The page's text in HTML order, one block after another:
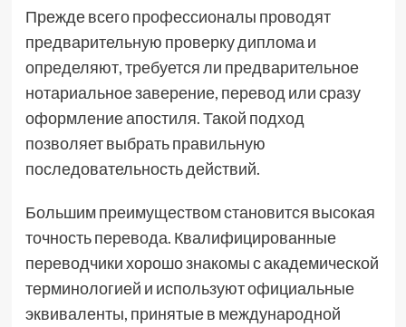
Прежде всего профессионалы проводят
предварительную проверку диплома и
определяют, требуется ли предварительное
нотариальное заверение, перевод или сразу
оформление апостиля. Такой подход
позволяет выбрать правильную
последовательность действий.
Большим преимуществом становится высокая
точность перевода. Квалифицированные
переводчики хорошо знакомы с академической
терминологией и используют официальные
эквиваленты, принятые в международной